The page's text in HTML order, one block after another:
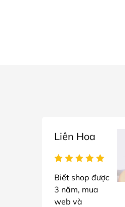
Liên Hoa
Biết shop được
3 năm, mua
web và